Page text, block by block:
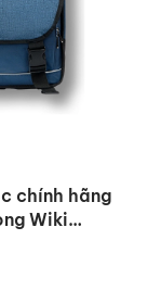
chính hãng
Wiki